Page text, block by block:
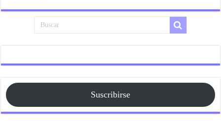
Suscribirse